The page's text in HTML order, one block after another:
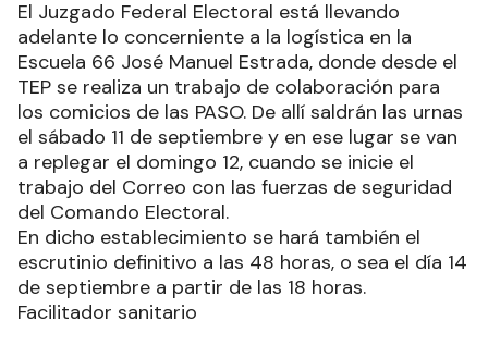
El Juzgado Federal Electoral está llevando
adelante lo concerniente a la logística en la
Escuela 66 José Manuel Estrada, donde desde el
TEP se realiza un trabajo de colaboración para
los comicios de las PASO. De allí saldrán las urnas
el sábado 11 de septiembre y en ese lugar se van
a replegar el domingo 12, cuando se inicie el
trabajo del Correo con las fuerzas de seguridad
del Comando Electoral.
En dicho establecimiento se hará también el
escrutinio definitivo a las 48 horas, o sea el día 14
de septiembre a partir de las 18 horas.
Facilitador sanitario